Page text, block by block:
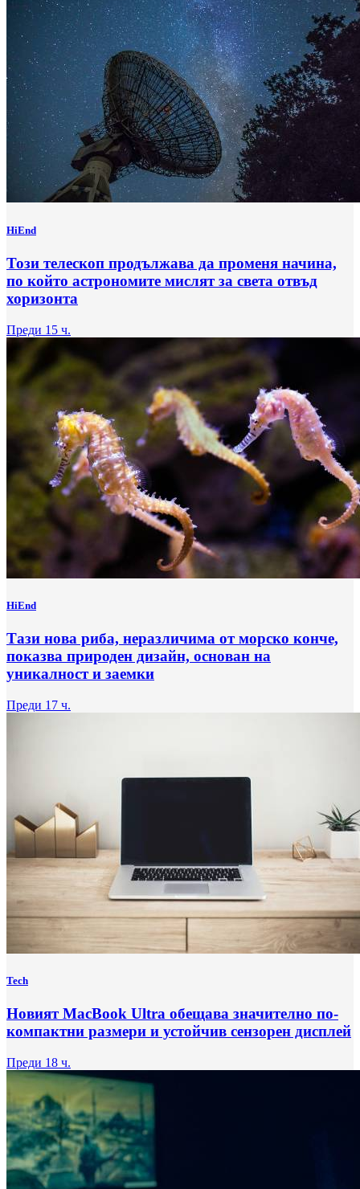
HiEnd
Този телескоп продължава да променя начина,
по който астрономите мислят за света отвъд
хоризонта
Преди 15 ч.
HiEnd
Тази нова риба, неразличима от морско конче,
показва природен дизайн, основан на
уникалност и заемки
Преди 17 ч.
Tech
Новият MacBook Ultra обещава значително по-
компактни размери и устойчив сензорен дисплей
Преди 18 ч.